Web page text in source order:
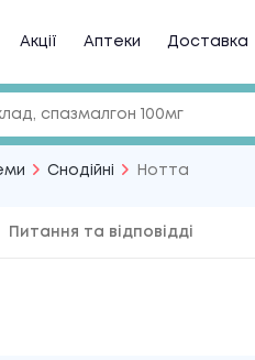
Акції Аптеки Доставка
Снодійні Нотта
Питання та відповідді